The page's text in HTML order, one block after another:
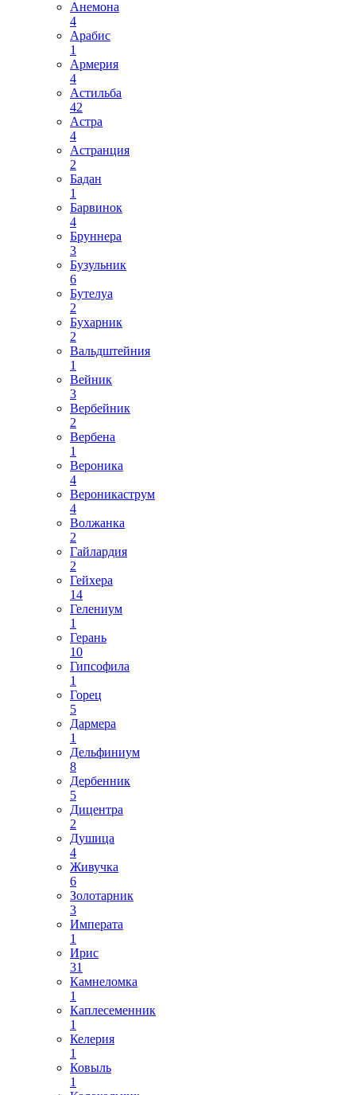
Анемона
4
Арабис
1
Армерия
4
Астильба
42
Астра
4
Астранция
2
Бадан
1
Барвинок
4
Бруннера
3
Бузульник
6
Бутелуа
2
Бухарник
2
Вальдштейния
1
Вейник
3
Вербейник
2
Вербена
1
Вероника
4
Вероникаструм
4
Волжанка
2
Гайлардия
2
Гейхера
14
Гелениум
1
Герань
10
Гипсофила
1
Горец
5
Дармера
1
Дельфиниум
8
Дербенник
5
Дицентра
2
Душица
4
Живучка
6
Золотарник
3
Императа
1
Ирис
31
Камнеломка
1
Каплесеменник
1
Келерия
1
Ковыль
1